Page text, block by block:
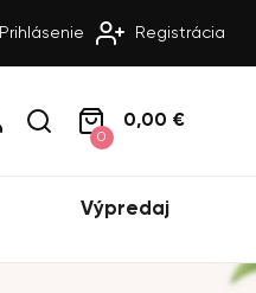
Prihlásenie Registrácia
0
0,00 €
Výpredaj